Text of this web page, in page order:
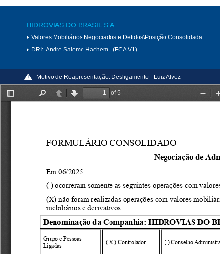
HIDROVIAS DO BRASIL S.A.
Valores Mobiliários Negociados e Detidos\Posição Consolidada
DRI: Andre Saleme Hachem - (FCA V1)
Motivo de Reapresentação: Desligamento - Luiz Alvez